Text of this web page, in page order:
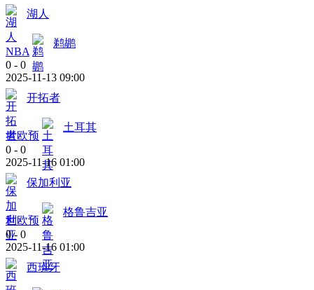
湖人
NBA
鹈鹕
0 - 0
2025-11-13 09:00
开拓者
世欧预
土耳其
0 - 0
2025-11-16 01:00
保加利亚
世欧预
格鲁吉亚
0 - 0
2025-11-16 01:00
西班牙